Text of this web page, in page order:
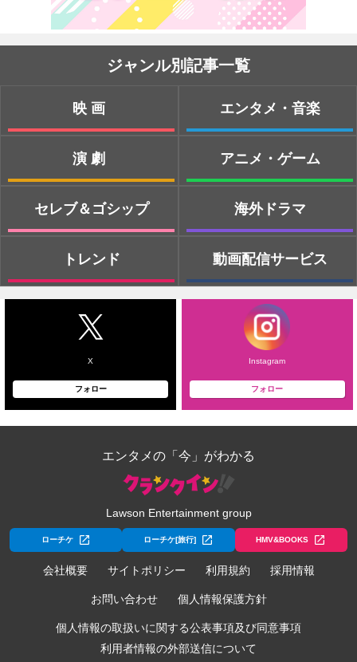
ジャンル別記事一覧
映画
演劇
セレブ＆ゴシップ
トレンド
エンタメ・音楽
アニメ・ゲーム
海外ドラマ
動画配信サービス
X
フォロー
Instagram
フォロー
エンタメの「今」がわかる
Lawson Entertainment group
ローチケ ローチケ[旅行] HMV&BOOKS
会社概要 サイトポリシー 利用規約 採用情報
お問い合わせ 個人情報保護方針
個人情報の取扱いに関する公表事項及び同意事項
利用者情報の外部送信について